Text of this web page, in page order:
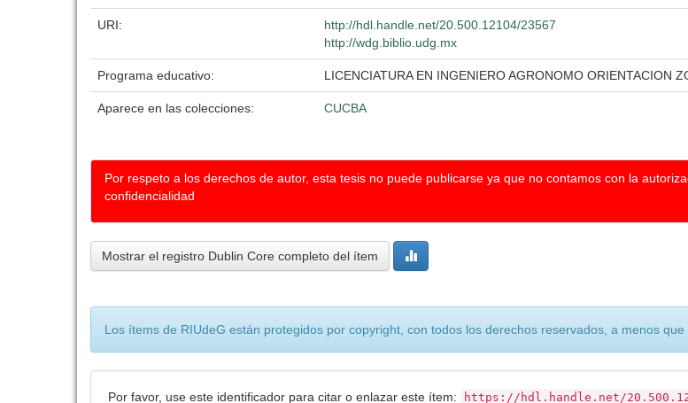
URI:
http://hdl.handle.net/20.500.12104/23567
http://wdg.biblio.udg.mx
Programa educativo: LICENCIATURA EN INGENIERO AGRONOMO ORIENTACION
Aparece en las colecciones: CUCBA
Por respeto a los derechos de autor, esta tesis no puede publicarse ya que no contamos con la
confidencialidad
Mostrar el registro Dublin Core completo del ítem
Los ítems de RIUdeG están protegidos por copyright, con todos los derechos reservados, a menos que
Por favor, use este identificador para citar o enlazar este ítem: https://hdl.handle.net/